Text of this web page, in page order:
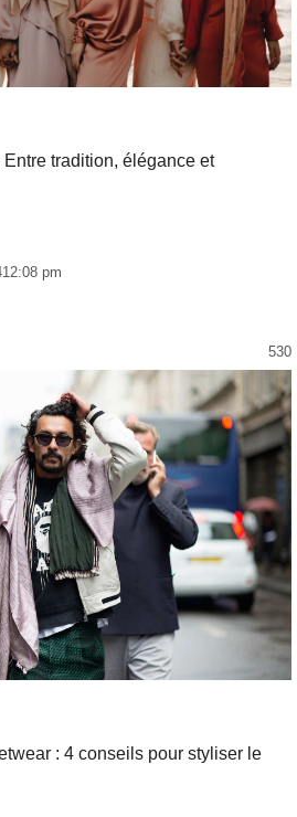
tradition, élégance et
12:08 pm
530
: 4 conseils pour styliser le